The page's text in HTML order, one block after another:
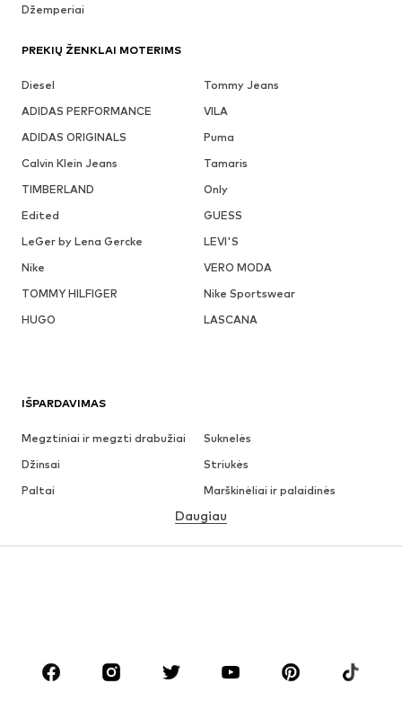
Džemperiai
PREKIŲ ŽENKLAI MOTERIMS
Diesel
Tommy Jeans
ADIDAS PERFORMANCE
VILA
ADIDAS ORIGINALS
Puma
Calvin Klein Jeans
Tamaris
TIMBERLAND
Only
Edited
GUESS
LeGer by Lena Gercke
LEVI'S
Nike
VERO MODA
TOMMY HILFIGER
Nike Sportswear
HUGO
LASCANA
IŠPARDAVIMAS
Megztiniai ir megzti drabužiai
Suknelės
Džinsai
Striukės
Paltai
Marškinėliai ir palaidinės
Apatiniai
Sijonai
Palaidinės ir tunikos
Aksesuarai
Premium
Daugiau